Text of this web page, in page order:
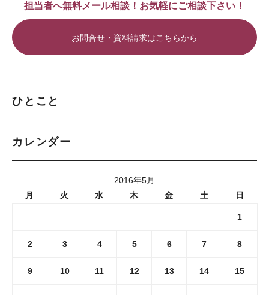
担当者へ無料メール相談！お気軽にご相談下さい！
お問合せ・資料請求はこちらから
ひとこと
カレンダー
2016年5月
月
火 水 木 金 土 日
1
2 3 4 5 6 7 8
9 10 11 12 13 14 15